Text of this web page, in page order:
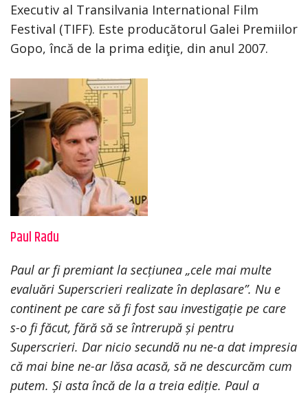
Executiv al Transilvania International Film
Festival (TIFF). Este producătorul Galei Premiilor
Gopo, încă de la prima ediţie, din anul 2007.
Paul Radu
Paul ar fi premiant la secțiunea „cele mai multe
evaluări Superscrieri realizate în deplasare”. Nu e
continent pe care să fi fost sau investigație pe care
s-o fi făcut, fără să se întrerupă și pentru
Superscrieri. Dar nicio secundă nu ne-a dat impresia
că mai bine ne-ar lăsa acasă, să ne descurcăm cum
putem. Și asta încă de la a treia ediție. Paul a